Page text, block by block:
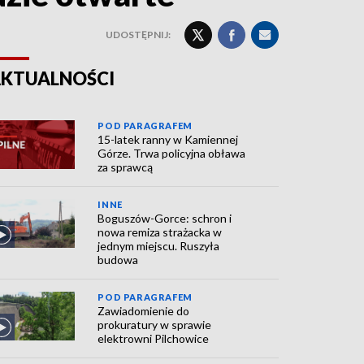
UDOSTĘPNIJ:
POD PARAGRAFEM
15-latek ranny w Kamiennej
Górze. Trwa policyjna obława
za sprawcą
INNE
Boguszów-Gorce: schron i
nowa remiza strażacka w
jednym miejscu. Ruszyła
budowa
POD PARAGRAFEM
Zawiadomienie do
prokuratury w sprawie
elektrowni Pilchowice